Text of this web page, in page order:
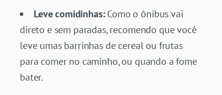
Leve comidinhas:Como o ônibus vai
direto e sem paradas, recomendo que você
leve umas barrinhas de cereal ou frutas
para comer no caminho, ou quando a fome
bater.